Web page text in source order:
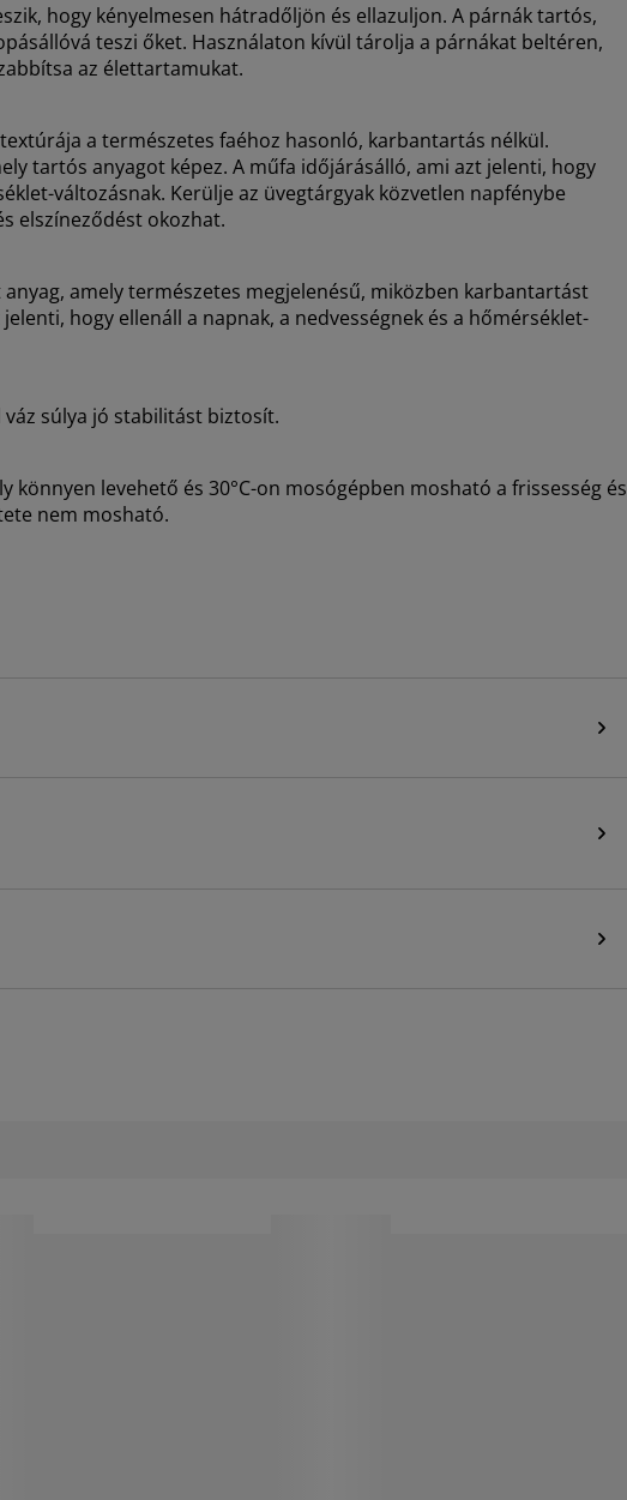
hogy kényelmesen hátradőljön és ellazuljon. A párnák tartós,
teszi őket. Használaton kívül tárolja a párnákat beltéren,
az élettartamukat.
a természetes faéhoz hasonló, karbantartás nélkül.
tartós anyagot képez. A műfa időjárásálló, ami azt jelenti, hogy
változásnak. Kerülje az üvegtárgyak közvetlen napfénybe
elszíneződést okozhat.
amely természetes megjelenésű, miközben karbantartást
hogy ellenáll a napnak, a nedvességnek és a hőmérséklet-
súlya jó stabilitást biztosít.
könnyen levehető és 30°C-on mosógépben mosható a frissesség és
nem mosható.